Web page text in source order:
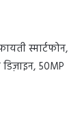
स्मार्टफोन,
50MP